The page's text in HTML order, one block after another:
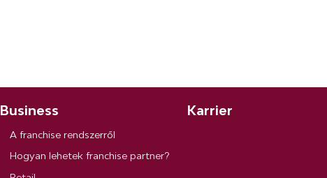
Business
A franchise rendszerről
Hogyan lehetek franchise partner?
Karrier